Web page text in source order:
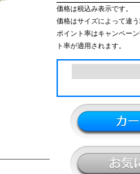
価格は税込み表示です。
価格はサイズによって違う
ポイント率はキャンペー
ト率が適用されます。